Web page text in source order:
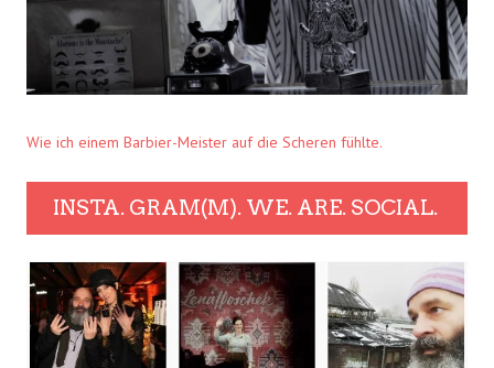
Wie ich einem Barbier-Meister auf die Scheren fühlte.
INSTA. GRAM(M). WE. ARE. SOCIAL.